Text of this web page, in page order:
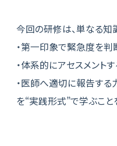
今回の研修は、単なる知
・第一印象で緊急度を判
・体系的にアセスメント
・医師へ適切に報告する
を“実践形式”で学ぶこと